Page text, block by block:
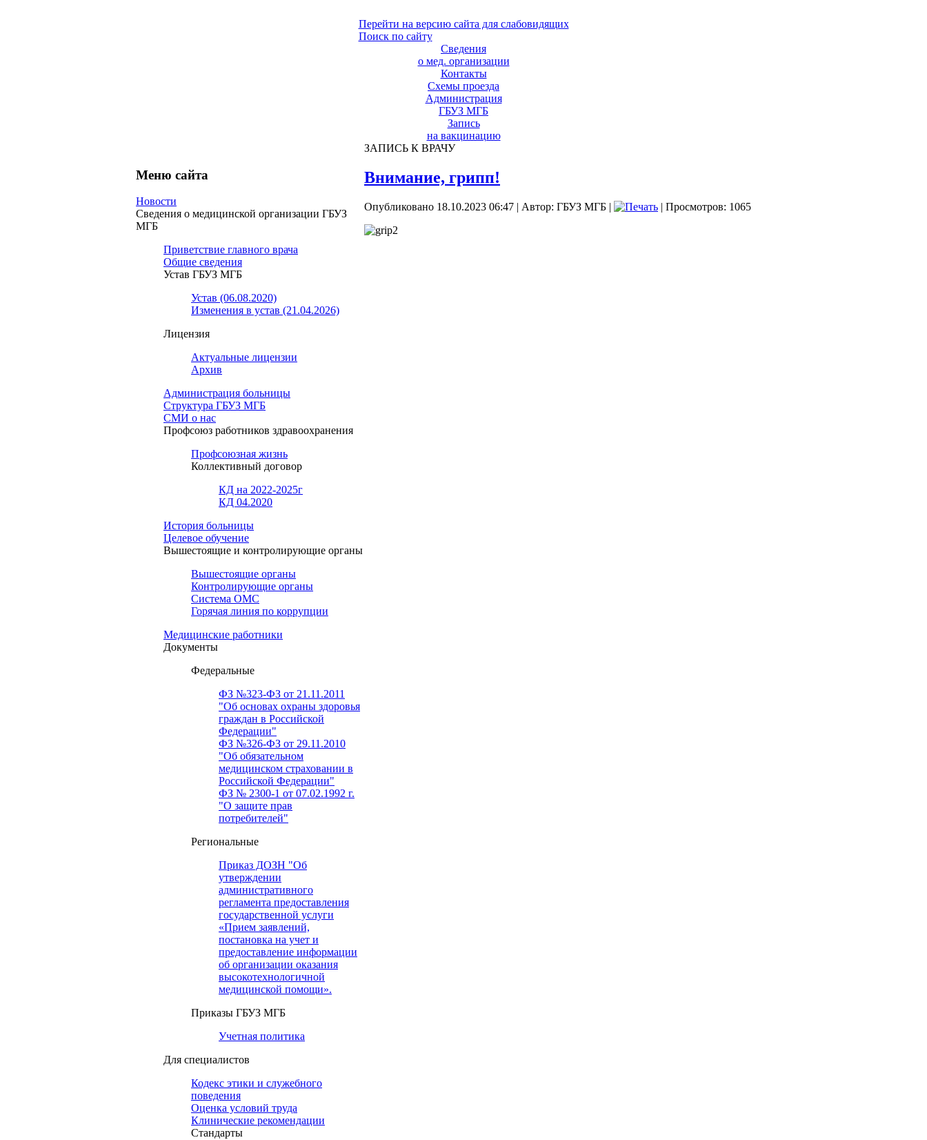
Перейти на версию сайта для слабовидящих
Поиск по сайту
Сведения
о мед. организации
Контакты
Схемы проезда
Администрация
ГБУЗ МГБ
Запись
на вакцинацию
ЗАПИСЬ К ВРАЧУ
Меню сайта
Новости
Сведения о медицинской организации ГБУЗ
МГБ
Приветствие главного врача
Общие сведения
Устав ГБУЗ МГБ
Устав (06.08.2020)
Изменения в устав (21.04.2026)
Лицензия
Актуальные лицензии
Архив
Администрация больницы
Структура ГБУЗ МГБ
СМИ о нас
Профсоюз работников здравоохранения
Профсоюзная жизнь
Коллективный договор
КД на 2022-2025г
КД 04.2020
История больницы
Целевое обучение
Вышестоящие и контролирующие органы
Вышестоящие органы
Контролирующие органы
Система ОМС
Горячая линия по коррупции
Медицинские работники
Документы
Федеральные
ФЗ №323-ФЗ от 21.11.2011
"Об основах охраны здоровья
граждан в Российской
Федерации"
ФЗ №326-ФЗ от 29.11.2010
"Об обязательном
медицинском страховании в
Российской Федерации"
ФЗ № 2300-1 от 07.02.1992 г.
"О защите прав
потребителей"
Региональные
Приказ ДОЗН "Об
утверждении
административного
регламента предоставления
государственной услуги
«Прием заявлений,
постановка на учет и
предоставление информации
об организации оказания
высокотехнологичной
медицинской помощи».
Приказы ГБУЗ МГБ
Учетная политика
Для специалистов
Кодекс этики и служебного
поведения
Оценка условий труда
Клинические рекомендации
Cтандарты
Внимание, грипп!
Опубликовано 18.10.2023 06:47 | Автор: ГБУЗ МГБ | | Просмотров: 1065